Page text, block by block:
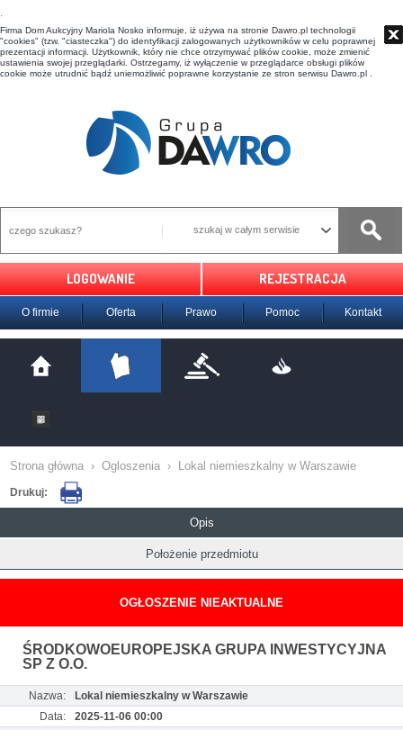
t
Firma Dom Aukcyjny Mariola Nosko informuje, iż używa na stronie Dawro.pl technologii
"cookies" (tzw. "ciasteczka") do identyfikacji zalogowanych użytkowników w celu poprawnej
prezentacji informacji. Użytkownik, który nie chce otrzymywać plików cookie, może zmienić
ustawienia swojej przeglądarki. Ostrzegamy, iż wyłączenie w przeglądarce obsługi plików
cookie może utrudnić bądź uniemożliwić poprawne korzystanie ze stron serwisu Dawro.pl .
szukaj w całym serwisie
LOGOWANIE REJESTRACJA
O firmie Oferta Prawo Pomoc Kontakt
Strona główna › Ogloszenia › Lokal niemieszkalny w Warszawie
Drukuj:
Opis
Położenie przedmiotu
OGŁOSZENIE NIEAKTUALNE
ŚRODKOWOEUROPEJSKA GRUPA INWESTYCYJNA
SP Z O.O.
Nazwa:
Lokal niemieszkalny w Warszawie
Data:
2025-11-06 00:00